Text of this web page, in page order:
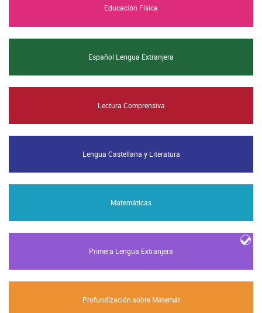
Educación Física
Español Lengua Extranjera
Lectura Comprensiva
Lengua Castellana y Literatura
Matemáticas
Primera Lengua Extranjera
Profundización sobre Matemát